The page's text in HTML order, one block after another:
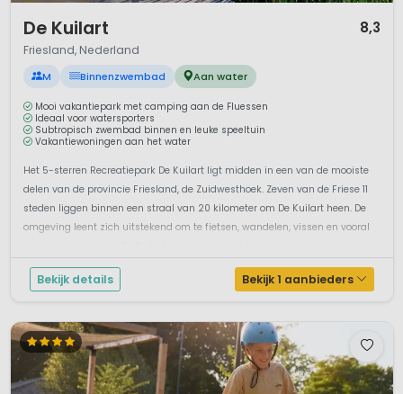
In de hele streek kun je terecht voor een wandeling of meer
actieve outdooractiviteiten. Natuurlijk zorgt het vele water in
de provincie ook voor het nodige vertier. Op cultureel gebied
zijn er kerken, landgoederen, oude molens en boerderijen en
verschillende musea te ontdekken. Leuke musea om met
kinderen te bezoeken zijnhet Heksenmuseum
waar je in de buitenlucht een magische en rituele dag gaat
beleven, het nationaalModelspoormuseum in Sneek
als kinderboerderij. Andere aanraders zijn de kerk van
Wieuwerd, waar vier mummies in de grafkelders liggen
geborgen, een dagje Leeuwarden of ga naar één van de vele
opstapplaatsen voor een ontspannen boottochtje over de
Verwacht geen grootschalig vermaak of attracties in deze
echt niet nodig.
Belangrijke links
De Kuilart 8,3
Friesland, Nederland
M Binnenzwembad Aan water
Mooi vakantiepark met camping aan de Fluessen
Ideaal voor watersporters
Subtropisch zwembad binnen en leuke speeltuin
Vakantiewoningen aan het water
Het 5-sterren Recreatiepark De Kuilart ligt midden in een van de mooiste
delen van de provincie Friesland, de Zuidwesthoek. Zeven van de Friese 11
steden liggen binnen een straal van 20 kilometer om De Kuilart heen. De
omgeving leent zich uitstekend om te fietsen, wandelen, vissen en vooral
Bekijk details Bekijk 1 aanbieders